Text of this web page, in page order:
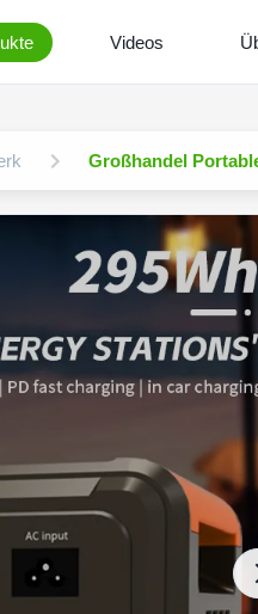
Videos
Großhandel